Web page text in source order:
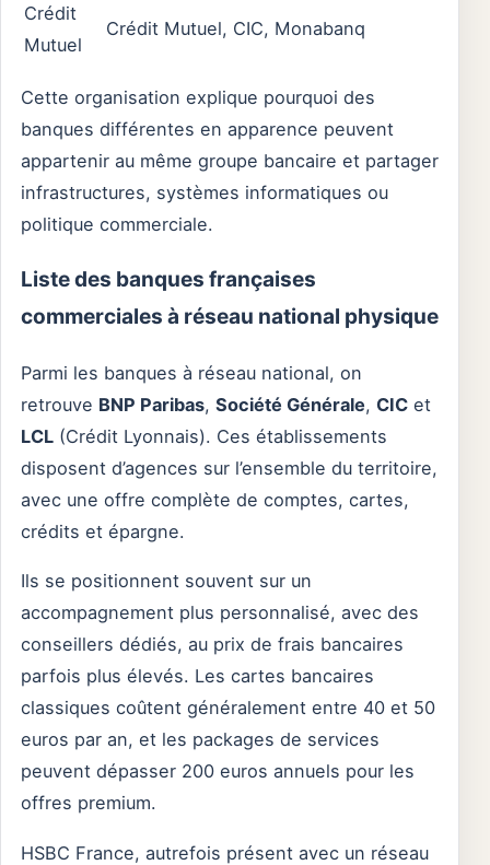
Crédit
Mutuel
Crédit Mutuel, CIC, Monabanq
Cette organisation explique pourquoi des
banques différentes en apparence peuvent
appartenir au même groupe bancaire et partager
infrastructures, systèmes informatiques ou
politique commerciale.
Liste des banques françaises
commerciales à réseau national physique
Parmi les banques à réseau national, on
retrouve BNP Paribas, Société Générale, CIC et
LCL (Crédit Lyonnais). Ces établissements
disposent d’agences sur l’ensemble du territoire,
avec une offre complète de comptes, cartes,
crédits et épargne.
Ils se positionnent souvent sur un
accompagnement plus personnalisé, avec des
conseillers dédiés, au prix de frais bancaires
parfois plus élevés. Les cartes bancaires
classiques coûtent généralement entre 40 et 50
euros par an, et les packages de services
peuvent dépasser 200 euros annuels pour les
offres premium.
HSBC France, autrefois présent avec un réseau